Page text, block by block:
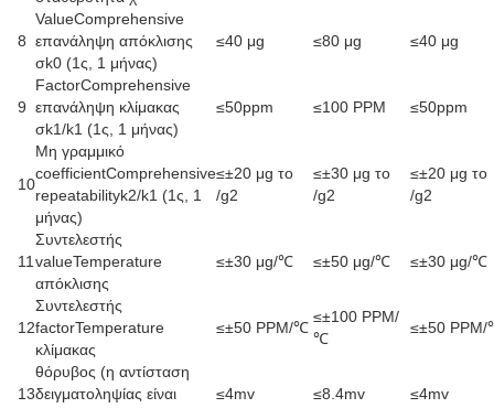
8
ValueComprehensive
επανάληψη απόκλισης
σk0 (1ς, 1 μήνας)
≤40 μg ≤80 μg ≤40 μg
9
FactorComprehensive
επανάληψη κλίμακας
σk1/k1 (1ς, 1 μήνας)
≤50ppm ≤100 PPM ≤50ppm
10
Μη γραμμικό
coefficientComprehensive
repeatabilityk2/k1 (1ς, 1
μήνας)
≤±20 μg το
/g2
≤±30 μg το
/g2
≤±20 μg το
/g2
11
Συντελεστής
valueTemperature
απόκλισης
≤±30 μg/℃ ≤±50 μg/℃ ≤±30 μg/℃
12
Συντελεστής
factorTemperature
κλίμακας
≤±50 PPM/℃
≤±100 PPM/
℃
≤±50
13
θόρυβος (η αντίσταση
δειγματοληψίας είναι
≤4mv ≤8.4mv ≤4mv